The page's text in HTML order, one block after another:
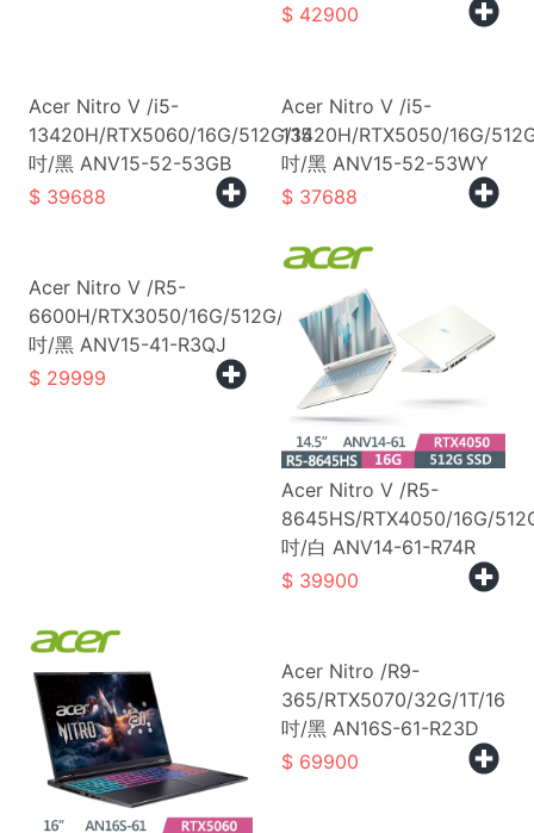
42900
Acer Nitro V /i5-
13420H/RTX5060/16G/512G/15
吋/黑 ANV15-52-53GB
39688
Acer Nitro V /i5-
13420H/RTX5050/16G/
吋/黑 ANV15-52-53WY
37688
Acer Nitro V /R5-
6600H/RTX3050/16G/512G/15
吋/黑 ANV15-41-R3QJ
29999
Acer Nitro V /R5-
8645HS/RTX4050/16G/
吋/白 ANV14-61-R74R
39900
Acer Nitro /R9-
365/RTX5070/32G/1T/16
吋/黑 AN16S-61-R23D
69900